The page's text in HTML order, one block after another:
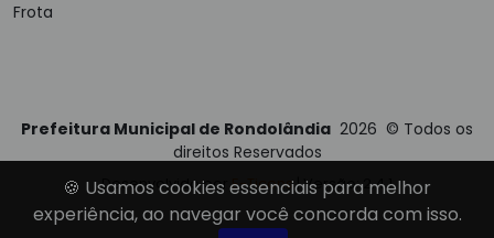
Frota
Prefeitura Municipal de Rondolândia 2026 © Todos os
direitos Reservados
Desenvolvido porE-Ticons| Versão: 2.4.1
🍪 Usamos cookies essenciais para melhor
experiência, ao navegar você concorda com isso.